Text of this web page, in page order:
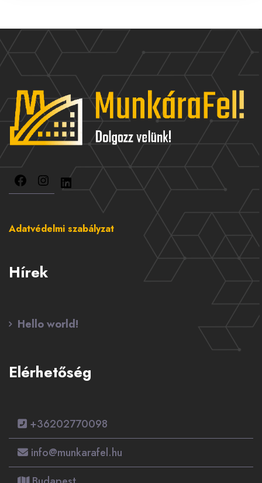
Adatvédelmi szabályzat
Hírek
Hello world!
Elérhetőség
+36202770098
info@munkarafel.hu